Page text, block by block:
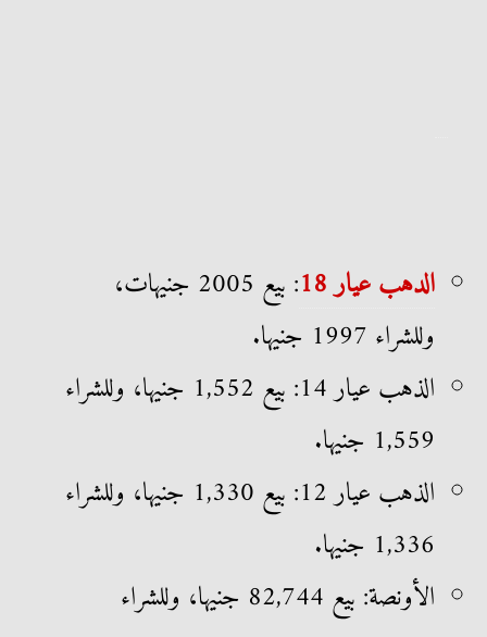
الدهب عيار 18
: بيع 2005 جنيهات،
وللشراء 1997 جنيها.
الذهب عيار 14: بيع 1,552 جنيها، وللشراء
1,559 جنيها.
الذهب عيار 12: بيع 1,330 جنيها، وللشراء
1,336 جنيها.
الأونصة: بيع 82,744 جنيها، وللشراء